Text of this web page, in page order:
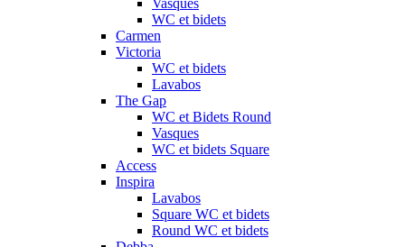
Vasques
WC et bidets
Carmen
Victoria
WC et bidets
Lavabos
The Gap
WC et Bidets Round
Vasques
WC et bidets Square
Access
Inspira
Lavabos
Square WC et bidets
Round WC et bidets